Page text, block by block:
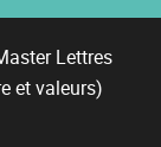
Lettres
et valeurs)